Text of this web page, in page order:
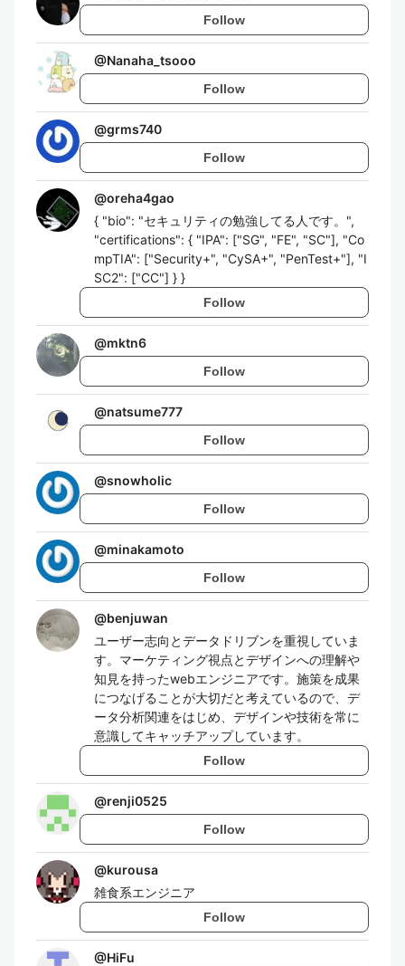
Follow
@Nanaha_tsooo
Follow
@grms740
Follow
@oreha4gao
{ "bio": "セキュリティの勉強してる人です。",
"certifications": { "IPA": ["SG", "FE", "SC"], "Co
mpTIA": ["Security+", "CySA+", "PenTest+"], "I
SC2": ["CC"] } }
Follow
@mktn6
Follow
@natsume777
Follow
@snowholic
Follow
@minakamoto
Follow
@benjuwan
ユーザー志向とデータドリブンを重視していま
す。マーケティング視点とデザインへの理解や
知見を持ったwebエンジニアです。施策を成果
につなげることが大切だと考えているので、デ
ータ分析関連をはじめ、デザインや技術を常に
意識してキャッチアップしています。
Follow
@renji0525
Follow
@kurousa
雑食系エンジニア
Follow
@HiFu